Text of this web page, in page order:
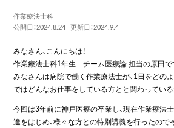
作業療法士科
公開日：2024.8.24 更新日：2024.9.4
みなさん、こんにちは！
作業療法士科1年生 チーム医療論 担当の原田で
みなさんは病院で働く作業療法士が、1日をどの
ではどんなお仕事をしている方とと関わってい
今回は3年前に神戸医療の卒業し、現在作業療法
達をはじめ、様々な方との特別講義を行ったので